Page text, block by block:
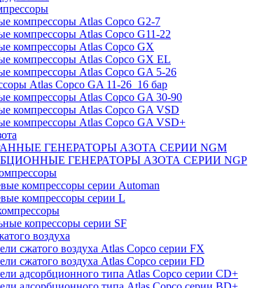
компрессоры Atlas Copco G2-7
компрессоры Atlas Copco G11-22
компрессоры Atlas Copco GX
компрессоры Atlas Copco GX EL
компрессоры Atlas Copco GA 5-26
Atlas Copco GA 11-26_16 бар
компрессоры Atlas Copco GA 30-90
компрессоры Atlas Copco GA VSD
компрессоры Atlas Copco GA VSD+
ГЕНЕРАТОРЫ АЗОТА СЕРИИ NGM
ГЕНЕРАТОРЫ АЗОТА СЕРИИ NGP
компрессоры серии Automan
компрессоры серии L
копрессоры серии SF
воздуха
сжатого воздуха Atlas Copco серии FX
сжатого воздуха Atlas Copco серии FD
адсорбционного типа Atlas Copco серии СD+